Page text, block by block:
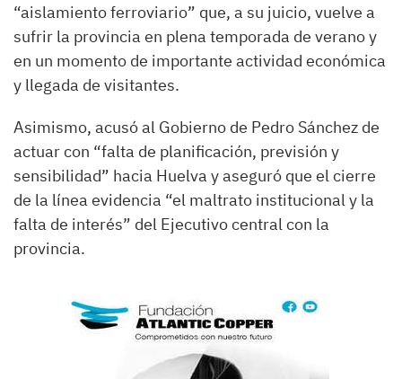
“aislamiento ferroviario” que, a su juicio, vuelve a
sufrir la provincia en plena temporada de verano y
en un momento de importante actividad económica
y llegada de visitantes.
Asimismo, acusó al Gobierno de Pedro Sánchez de
actuar con “falta de planificación, previsión y
sensibilidad” hacia Huelva y aseguró que el cierre
de la línea evidencia “el maltrato institucional y la
falta de interés” del Ejecutivo central con la
provincia.